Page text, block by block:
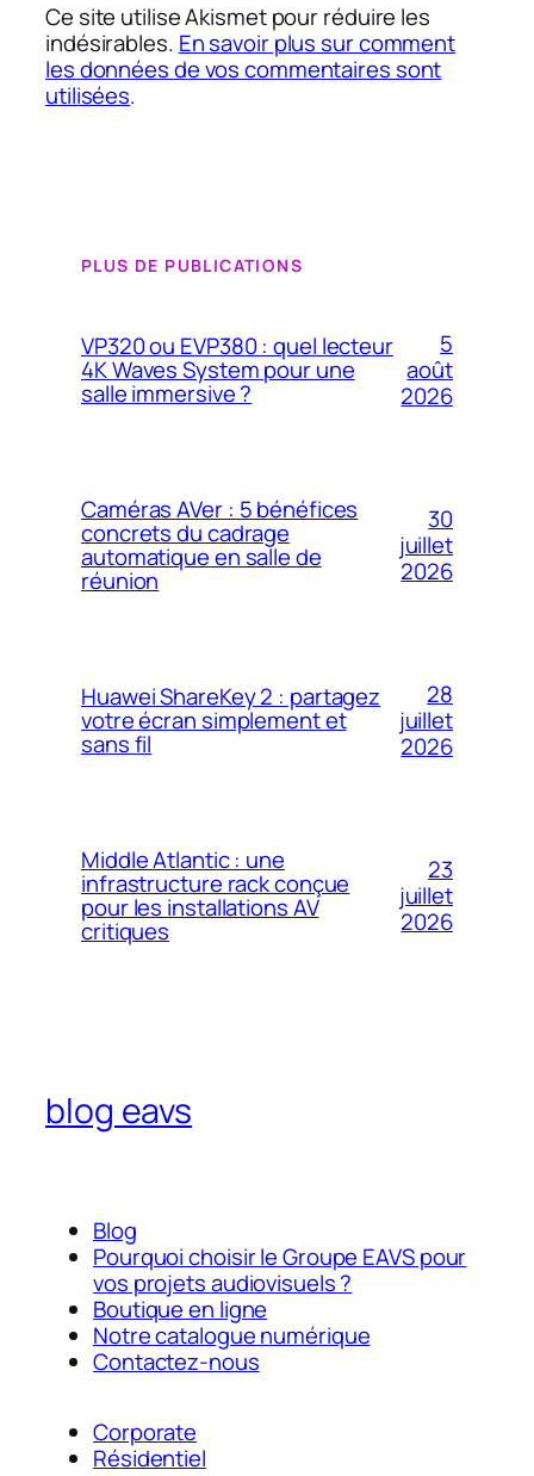
Ce site utilise Akismet pour réduire les
indésirables. En savoir plus sur comment
les données de vos commentaires sont
utilisées.
PLUS DE PUBLICATIONS
VP320 ou EVP380 : quel lecteur
4K Waves System pour une
salle immersive ?
5
août
2026
Caméras AVer : 5 bénéfices
concrets du cadrage
automatique en salle de
réunion
30
juillet
2026
Huawei ShareKey 2 : partagez
votre écran simplement et
sans fil
28
juillet
2026
Middle Atlantic : une
infrastructure rack conçue
pour les installations AV
critiques
23
juillet
2026
blog eavs
Blog
Pourquoi choisir le Groupe EAVS pour
vos projets audiovisuels ?
Boutique en ligne
Notre catalogue numérique
Contactez-nous
Corporate
Résidentiel